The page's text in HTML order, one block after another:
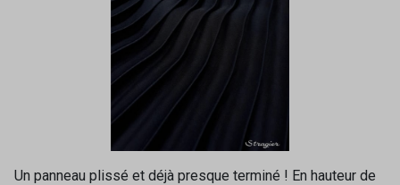
Un panneau plissé et déjà presque terminé ! En hauteur de